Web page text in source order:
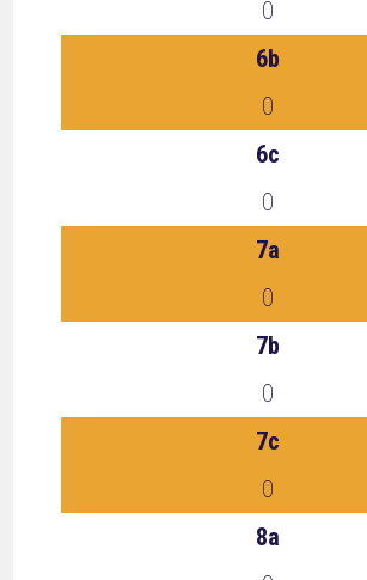
0
6b
0
6c
0
7a
0
7b
0
7c
0
8a